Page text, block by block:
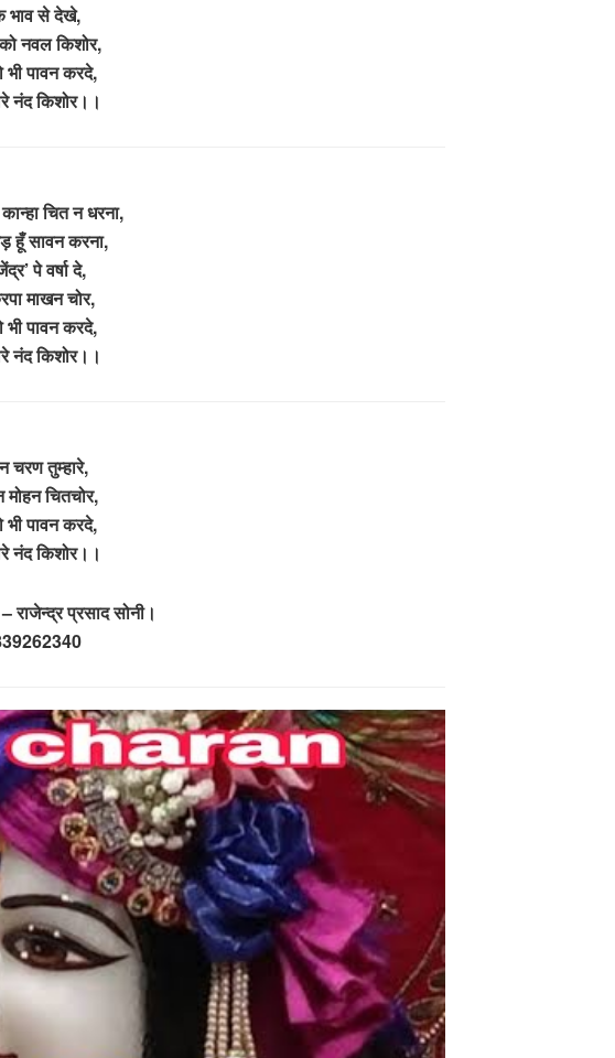
भाव से देखे,
नवल किशोर,
भी पावन करदे,
नंद किशोर।।
चित न धरना,
हूँ सावन करना,
पे वर्षा दे,
माखन चोर,
भी पावन करदे,
नंद किशोर।।
चरण तुम्हारे,
चितचोर,
भी पावन करदे,
नंद किशोर।।
राजेन्द्र प्रसाद सोनी।